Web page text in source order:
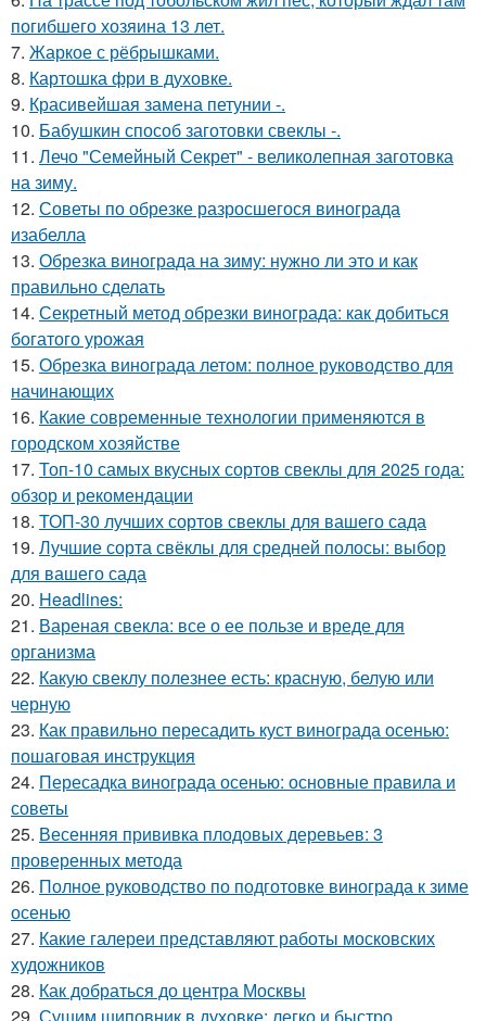
погибшего хозяина 13 лет.
7. Жаркое с рёбрышками.
8. Картошка фри в духовке.
9. Красивейшая замена петунии -.
10. Бабушкин способ заготовки свеклы -.
11. Лечо "Семейный Секрет" - великолепная заготовка
на зиму.
12. Советы по обрезке разросшегося винограда
изабелла
13. Обрезка винограда на зиму: нужно ли это и как
правильно сделать
14. Секретный метод обрезки винограда: как добиться
богатого урожая
15. Обрезка винограда летом: полное руководство для
начинающих
16. Какие современные технологии применяются в
городском хозяйстве
17. Топ-10 самых вкусных сортов свеклы для 2025 года:
обзор и рекомендации
18. ТОП-30 лучших сортов свеклы для вашего сада
19. Лучшие сорта свёклы для средней полосы: выбор
для вашего сада
20. Headlines:
21. Вареная свекла: все о ее пользе и вреде для
организма
22. Какую свеклу полезнее есть: красную, белую или
черную
23. Как правильно пересадить куст винограда осенью:
пошаговая инструкция
24. Пересадка винограда осенью: основные правила и
советы
25. Весенняя прививка плодовых деревьев: 3
проверенных метода
26. Полное руководство по подготовке винограда к зиме
осенью
27. Какие галереи представляют работы московских
художников
28. Как добраться до центра Москвы
29. Сушим шиповник в духовке: легко и быстро